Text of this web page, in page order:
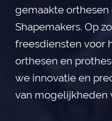
gemaakte
Shapemakers. Op
freesdiensten voor
orthesen en
we innovatie en
van mogelijkheden